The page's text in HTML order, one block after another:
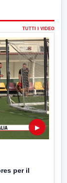
TUTTI I VIDEO
▶
per il